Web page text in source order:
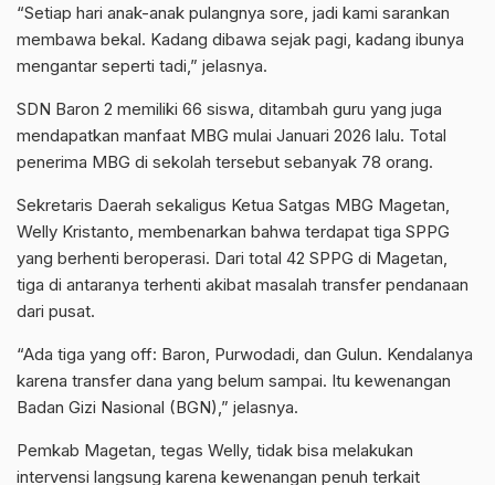
“Setiap hari anak-anak pulangnya sore, jadi kami sarankan
membawa bekal. Kadang dibawa sejak pagi, kadang ibunya
mengantar seperti tadi,” jelasnya.
SDN Baron 2 memiliki 66 siswa, ditambah guru yang juga
mendapatkan manfaat MBG mulai Januari 2026 lalu. Total
penerima MBG di sekolah tersebut sebanyak 78 orang.
Sekretaris Daerah sekaligus Ketua Satgas MBG Magetan,
Welly Kristanto, membenarkan bahwa terdapat tiga SPPG
yang berhenti beroperasi. Dari total 42 SPPG di Magetan,
tiga di antaranya terhenti akibat masalah transfer pendanaan
dari pusat.
“Ada tiga yang off: Baron, Purwodadi, dan Gulun. Kendalanya
karena transfer dana yang belum sampai. Itu kewenangan
Badan Gizi Nasional (BGN),” jelasnya.
Pemkab Magetan, tegas Welly, tidak bisa melakukan
intervensi langsung karena kewenangan penuh terkait